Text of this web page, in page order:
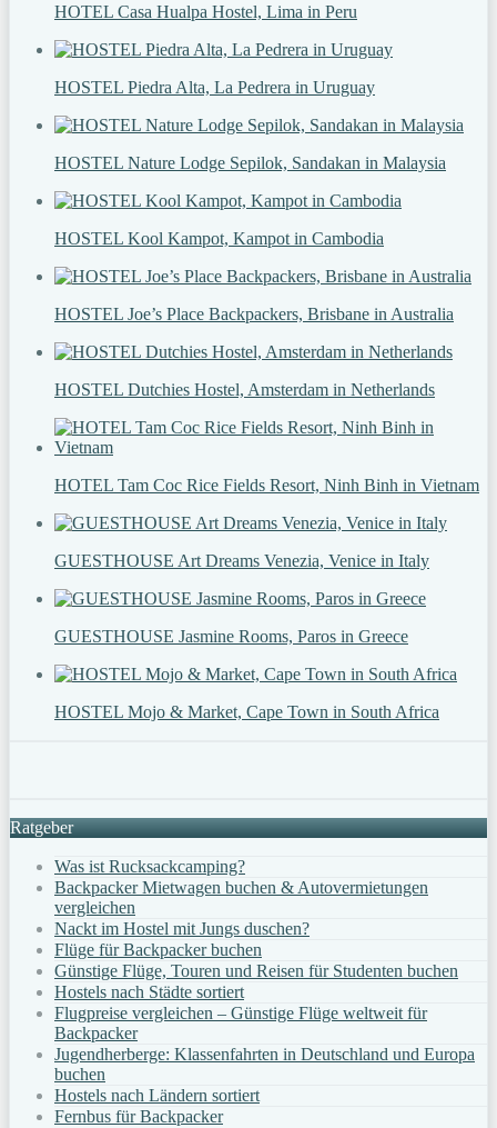
HOTEL Casa Hualpa Hostel, Lima in Peru
HOSTEL Piedra Alta, La Pedrera in Uruguay
HOSTEL Nature Lodge Sepilok, Sandakan in Malaysia
HOSTEL Kool Kampot, Kampot in Cambodia
HOSTEL Joe’s Place Backpackers, Brisbane in Australia
HOSTEL Dutchies Hostel, Amsterdam in Netherlands
HOTEL Tam Coc Rice Fields Resort, Ninh Binh in Vietnam
GUESTHOUSE Art Dreams Venezia, Venice in Italy
GUESTHOUSE Jasmine Rooms, Paros in Greece
HOSTEL Mojo & Market, Cape Town in South Africa
Ratgeber
Was ist Rucksackcamping?
Backpacker Mietwagen buchen & Autovermietungen
vergleichen
Nackt im Hostel mit Jungs duschen?
Flüge für Backpacker buchen
Günstige Flüge, Touren und Reisen für Studenten buchen
Hostels nach Städte sortiert
Flugpreise vergleichen – Günstige Flüge weltweit für
Backpacker
Jugendherberge: Klassenfahrten in Deutschland und Europa
buchen
Hostels nach Ländern sortiert
Fernbus für Backpacker